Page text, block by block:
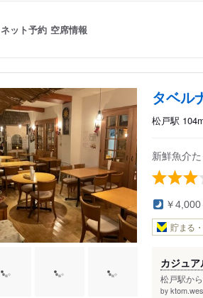
ネット予約 空席情報
タベル
松戸駅
新鮮魚介
￥
貯まる
カジュ
松戸駅か
by